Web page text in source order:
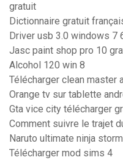
gratuit
Dictionnaire gratuit
Driver usb 3.0 windows 7
Jasc paint shop pro 10
Alcohol 120 win 8
Télécharger clean master
Orange tv sur tablette
Gta vice city télécharger
Comment suivre le trajet
Naruto ultimate ninja
Télécharger mod sims 4